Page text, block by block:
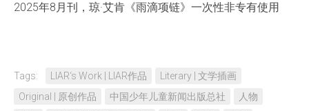
2025年8月刊，琼·艾肯《雨滴项链》一次性非专有使用
Tags: LIAR‘s Work | LIAR作品
Literary | 文学插画
Original | 原创作品
中国少年儿童新闻出版总社
人物